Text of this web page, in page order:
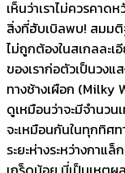
เห็นว่าเราไม่ควรคา
สิ่งที่ฮับเบิลพบ! สมมติ
ไม่ถูกต้องในสเกลละเ
ของเราก่อตัวเป็นวง
ทางช้างเผือก (Milky
ดูเหมือนว่าจะมีจำนว
จะเหมือนกันในทุกทิศ
ระยะห่างระหว่างกาแ